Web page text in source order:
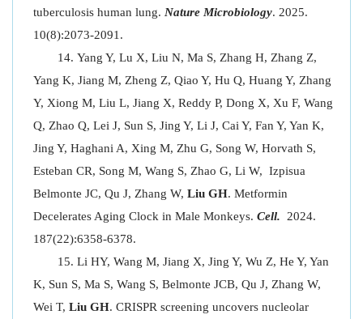
tuberculosis human lung. Nature Microbiology. 2025.
10(8):2073-2091.
Yang Y, Lu X, Liu N, Ma S, Zhang H, Zhang Z,
Yang K, Jiang M, Zheng Z, Qiao Y, Hu Q, Huang Y, Zhang
Y, Xiong M, Liu L, Jiang X, Reddy P, Dong X, Xu F, Wang
Q, Zhao Q, Lei J, Sun S, Jing Y, Li J, Cai Y, Fan Y, Yan K,
Jing Y, Haghani A, Xing M, Zhu G, Song W, Horvath S,
Esteban CR, Song M, Wang S, Zhao G, Li W, Izpisua
Belmonte JC, Qu J, Zhang W, Liu GH. Metformin
Decelerates Aging Clock in Male Monkeys. Cell. 2024.
187(22):6358-6378.
Li HY, Wang M, Jiang X, Jing Y, Wu Z, He Y, Yan
K, Sun S, Ma S, Wang S, Belmonte JCB, Qu J, Zhang W,
Wei T, Liu GH. CRISPR screening uncovers nucleolar